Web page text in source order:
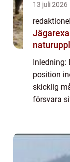
13 juli 2026
redaktionel
Inledning:
position
skicklig
försvara
till